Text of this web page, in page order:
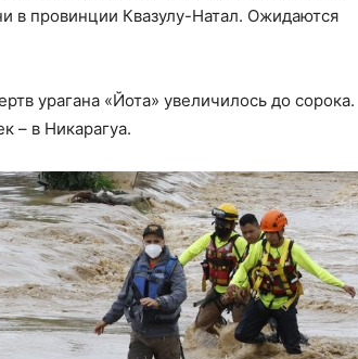
в провинции Квазулу-Натал. Ожидаются
урагана «Йота» увеличилось до сорока.
– в Никарагуа.